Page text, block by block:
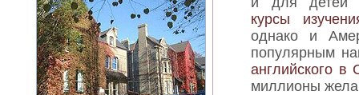
курсы
однако и
популярным
английского
миллионы